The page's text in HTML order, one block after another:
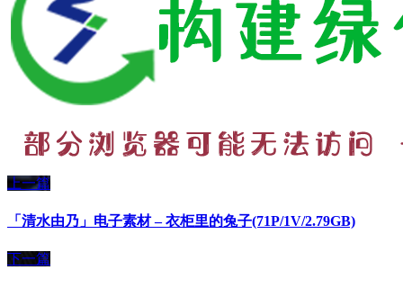
上一篇
「清水由乃」电子素材 – 衣柜里的兔子(71P/1V/2.79GB)
下一篇